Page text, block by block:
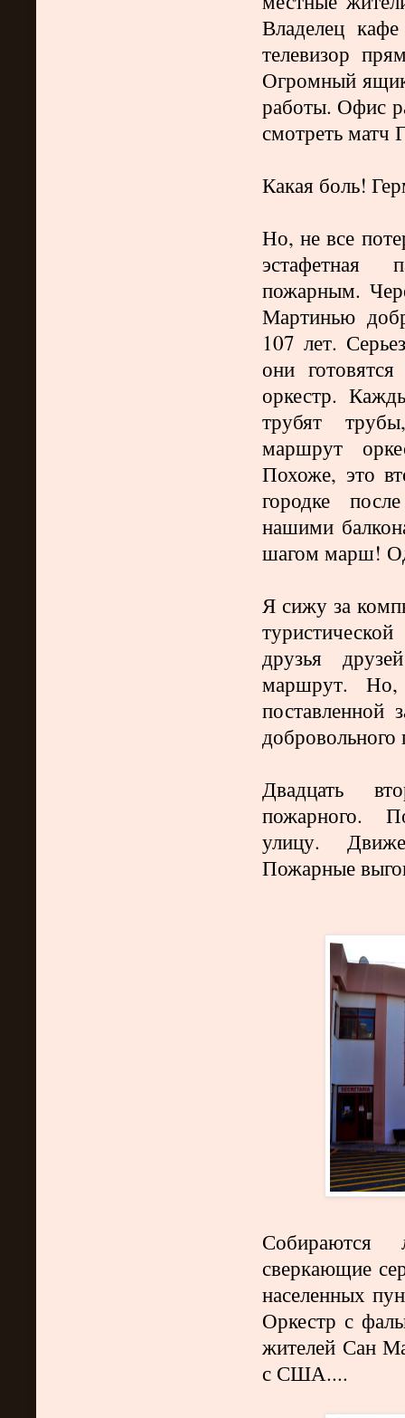
Владелец
телевизор
Огромный
работы. Офис
смотреть матч
Какая боль!
Но, не все
эстафетная
пожарным.
Мартинью
107 лет.
они
оркестр.
трубят
маршрут
Похоже, это
городке
нашими
шагом марш!
Я сижу за
друзья
маршрут. Но,
поставленной
Двадцать
пожарного.
улицу.
Пожарные
сверкающие
населенных
Оркестр с
жителей Сан
с США....